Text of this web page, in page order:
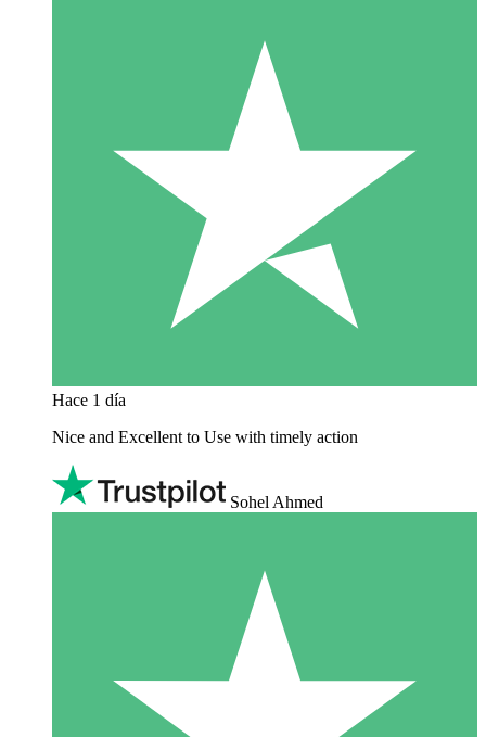
Hace 1 día
Nice and Excellent to Use with timely action
Sohel Ahmed